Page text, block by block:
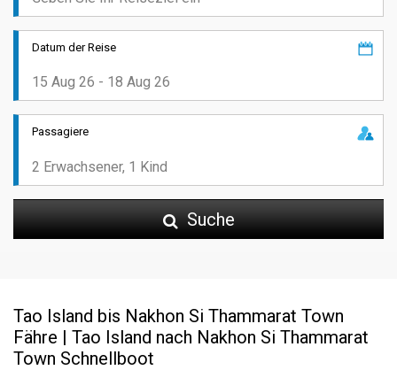
Datum der Reise
Passagiere
Suche
Tao Island bis Nakhon Si Thammarat Town
Fähre | Tao Island nach Nakhon Si Thammarat
Town Schnellboot